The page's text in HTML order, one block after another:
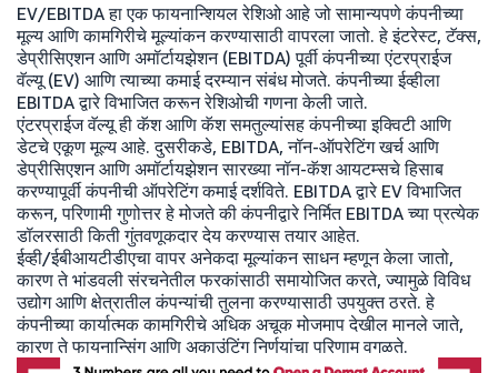
EV/EBITDA हा एक फायनान्शियल रेशिओ आहे जो सामान्यपणे कंपनीच्या
मूल्य आणि कामगिरीचे मूल्यांकन करण्यासाठी वापरला जातो. हे इंटरेस्ट, टॅक्स,
डेप्रीसिएशन आणि अमॉर्टायझेशन (EBITDA) पूर्वी कंपनीच्या एंटरप्राईज
वॅल्यू (EV) आणि त्याच्या कमाई दरम्यान संबंध मोजते. कंपनीच्या ईव्हीला
EBITDA द्वारे विभाजित करून रेशिओची गणना केली जाते.
एंटरप्राईज वॅल्यू ही कॅश आणि कॅश समतुल्यांसह कंपनीच्या इक्विटी आणि
डेटचे एकूण मूल्य आहे. दुसरीकडे, EBITDA, नॉन-ऑपरेटिंग खर्च आणि
डेप्रीसिएशन आणि अमॉर्टायझेशन सारख्या नॉन-कॅश आयटम्सचे हिसाब
करण्यापूर्वी कंपनीची ऑपरेटिंग कमाई दर्शविते. EBITDA द्वारे EV विभाजित
करून, परिणामी गुणोत्तर हे मोजते की कंपनीद्वारे निर्मित EBITDA च्या प्रत्येक
डॉलरसाठी किती गुंतवणूकदार देय करण्यास तयार आहेत.
ईव्ही/ईबीआयटीडीएचा वापर अनेकदा मूल्यांकन साधन म्हणून केला जातो,
कारण ते भांडवली संरचनेतील फरकांसाठी समायोजित करते, ज्यामुळे विविध
उद्योग आणि क्षेत्रातील कंपन्यांची तुलना करण्यासाठी उपयुक्त ठरते. हे
कंपनीच्या कार्यात्मक कामगिरीचे अधिक अचूक मोजमाप देखील मानले जाते,
कारण ते फायनान्सिंग आणि अकाउंटिंग निर्णयांचा परिणाम वगळते.